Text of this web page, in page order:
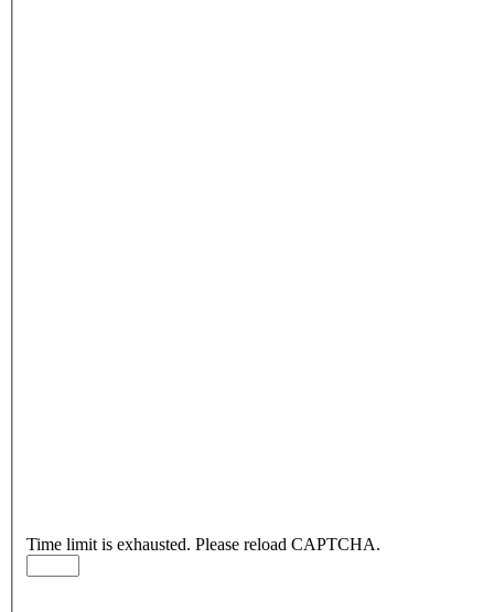
Time limit is exhausted. Please reload CAPTCHA.